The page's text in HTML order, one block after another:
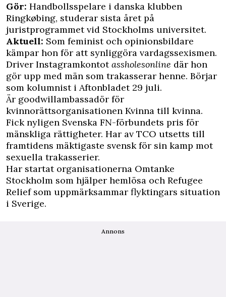
Gör: Handbollsspelare i danska klubben
Ringkøbing, studerar sista året på
juristprogrammet vid Stockholms universitet.
Aktuell: Som feminist och opinionsbildare
kämpar hon för att synliggöra vardagssexismen.
Driver Instagramkontotassholesonline där hon
gör upp med män som trakasserar henne. Börjar
som kolumnist i Aftonbladet 29 juli.
Är goodwillambassadör för
kvinnorättsorganisationen Kvinna till kvinna.
Fick nyligen Svenska FN-förbundets pris för
mänskliga rättigheter. Har av TCO utsetts till
framtidens mäktigaste svensk för sin kamp mot
sexuella trakasserier.
Har startat organisationerna Omtanke
Stockholm som hjälper hemlösa och Refugee
Relief som uppmärksammar flyktingars situation
i Sverige.
Annons